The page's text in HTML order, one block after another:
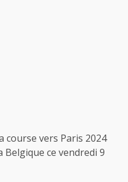
course vers Paris 2024
ce vendredi 9